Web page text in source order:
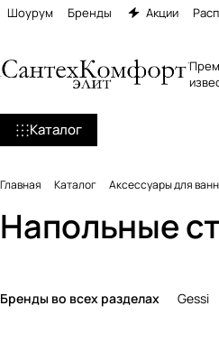
Шоурум Бренды Акции
Каталог
Главная Каталог Аксессуары для
Напольные
Бренды во всех разделах Gessi